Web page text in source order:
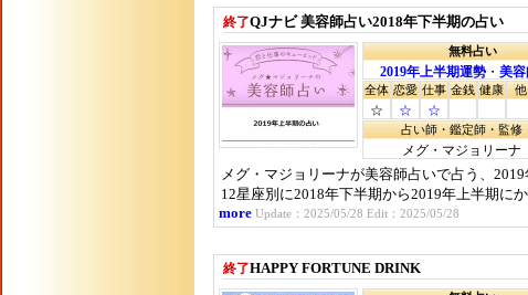
終了QJナビ 美容師占い2018年下半期の占い
無料占い
2019年上半期運勢 ・ 美
全体
☆
恋愛
☆
仕事
☆
金銭 健康 他
占い師・鑑定師・監修
メグ・マジョリーナ
メグ・マジョリーナが美容師占いで占う、2019
12星座別に2018年下半期から2019年上半期に
more Update：2025/05/28 Edit：2025/05/28
終了HAPPY FORTUNE DRINK